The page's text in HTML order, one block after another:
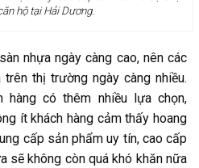
hộ tại Hải Dương.
nhựa ngày càng cao, nên các
thị trường ngày càng nhiều.
hàng có thêm nhiều lựa chọn,
ít khách hàng cảm thấy hoang
cấp sản phẩm uy tín, cao cấp
sẽ không còn quá khó khăn nữa